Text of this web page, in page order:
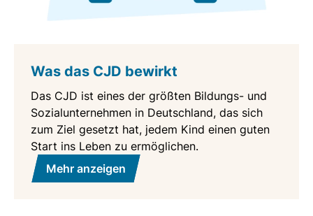
Was das CJD bewirkt
Das CJD ist eines der größten Bildungs- und
Sozialunternehmen in Deutschland, das sich
zum Ziel gesetzt hat, jedem Kind einen guten
Start ins Leben zu ermöglichen.
Mehr anzeigen